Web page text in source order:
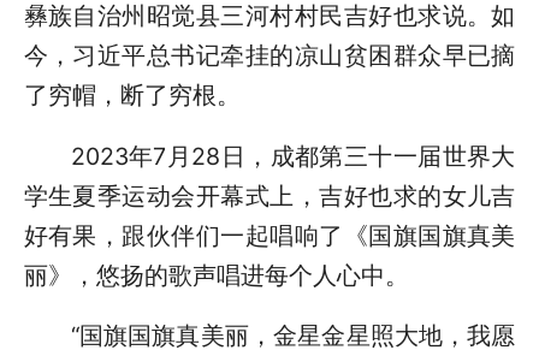
彝族自治州昭觉县三河村村民吉好也求说。如
今，习近平总书记牵挂的凉山贫困群众早已摘
了穷帽，断了穷根。
2023年7月28日，成都第三十一届世界大
学生夏季运动会开幕式上，吉好也求的女儿吉
好有果，跟伙伴们一起唱响了《国旗国旗真美
丽》，悠扬的歌声唱进每个人心中。
“国旗国旗真美丽，金星金星照大地，我愿